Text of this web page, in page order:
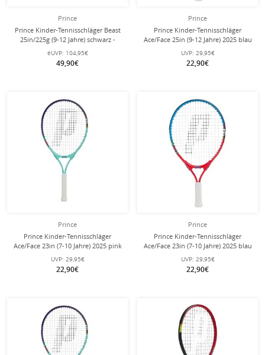
Prince
Prince Kinder-Tennisschläger Beast
25in/225g (9-12 Jahre) schwarz -
besaitet -
eUVP: 104,95€
49,90€
Prince
Prince Kinder-Tennisschläger
Ace/Face 25in (9-12 Jahre) 2025 blau
- besaitet -
UVP: 29,95€
22,90€
Prince
Prince Kinder-Tennisschläger
Ace/Face 23in (7-10 Jahre) 2025 pink
- besaitet -
UVP: 29,95€
22,90€
Prince
Prince Kinder-Tennisschläger
Ace/Face 23in (7-10 Jahre) 2025 blau
- besaitet -
UVP: 29,95€
22,90€